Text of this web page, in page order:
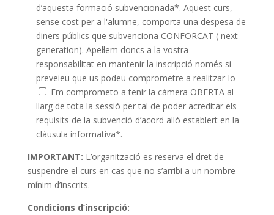
d’aquesta formació subvencionada*. Aquest curs,
sense cost per a l'alumne, comporta una despesa de
diners públics que subvenciona CONFORCAT ( next
generation). Apel·lem doncs a la vostra
responsabilitat en mantenir la inscripció només si
preveieu que us podeu comprometre a realitzar-lo
Em comprometo a tenir la càmera OBERTA al
llarg de tota la sessió per tal de poder acreditar els
requisits de la subvenció d’acord allò establert en la
clàusula informativa*.
IMPORTANT: L’organització es reserva el dret de
suspendre el curs en cas que no s’arribi a un nombre
mínim d’inscrits.
Condicions d’inscripció: